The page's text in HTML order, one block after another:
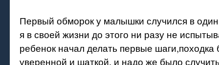
Первый обморок у малышки случился в один
я в своей жизни до этого ни разу не
ребенок начал делать первые
уверенной и шаткой, и надо же было